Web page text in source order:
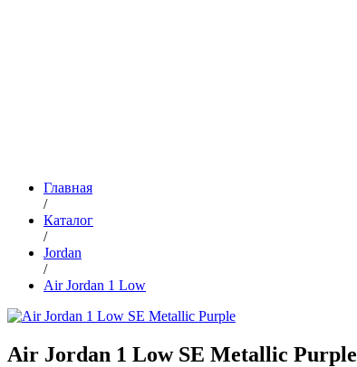
Главная
/
Каталог
/
Jordan
/
Air Jordan 1 Low
Air Jordan 1 Low SE Metallic Purple